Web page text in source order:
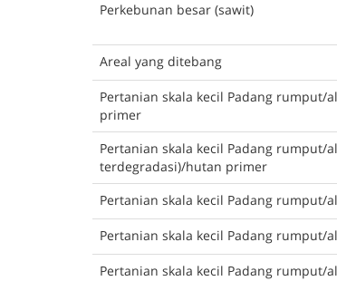
Perkebunan besar (sawit)
Areal yang ditebang
Pertanian skala kecil Padang
primer
Pertanian skala kecil Padang rumput/
terdegradasi)/hutan primer
Pertanian skala kecil Padang rumput/
Pertanian skala kecil Padang rumput/
Pertanian skala kecil Padang